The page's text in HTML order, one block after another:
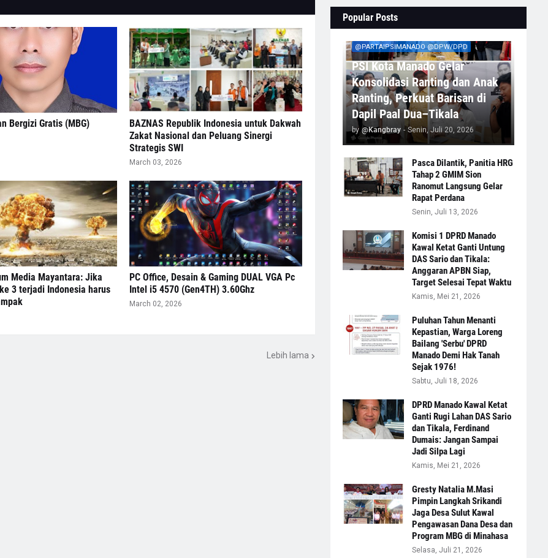
Bergizi Gratis (MBG)
BAZNAS Republik Indonesia untuk Dakwah
Zakat Nasional dan Peluang Sinergi
Strategis SWI
March 03, 2026
Media Mayantara: Jika
3 terjadi Indonesia harus
PC Office, Desain & Gaming DUAL VGA Pc
Intel i5 4570 (Gen4TH) 3.60Ghz
March 02, 2026
Lebih lama
Popular Posts
@PARTAIPSIMANADO @DPW/DPD
PSI Kota Manado Gelar
Konsolidasi Ranting dan Anak
Ranting, Perkuat Barisan di
Dapil Paal Dua–Tikala
by @Kangbray - Senin, Juli 20, 2026
Pasca Dilantik, Panitia HRG
Tahap 2 GMIM Sion
Ranomut Langsung Gelar
Rapat Perdana
Senin, Juli 13, 2026
Komisi 1 DPRD Manado
Kawal Ketat Ganti Untung
DAS Sario dan Tikala:
Anggaran APBN Siap,
Target Selesai Tepat Waktu
Kamis, Mei 21, 2026
Puluhan Tahun Menanti
Kepastian, Warga Loreng
Bailang 'Serbu' DPRD
Manado Demi Hak Tanah
Sejak 1976!
Sabtu, Juli 18, 2026
DPRD Manado Kawal Ketat
Ganti Rugi Lahan DAS Sario
dan Tikala, Ferdinand
Dumais: Jangan Sampai
Jadi Silpa Lagi
Kamis, Mei 21, 2026
Gresty Natalia M.Masi
Pimpin Langkah Srikandi
Jaga Desa Sulut Kawal
Pengawasan Dana Desa dan
Program MBG di Minahasa
Selasa, Juli 21, 2026